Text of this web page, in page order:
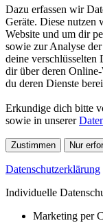
Dazu erfassen wir
Geräte. Diese nutzen
Website und um dir
sowie zur Analyse
deine verschlüsselten
dir über deren
du deren Dienste
Erkundige dich bitte
sowie in unserer
Zustimmen Nur
Datenschutzerklärung
Individuelle
Marketing per